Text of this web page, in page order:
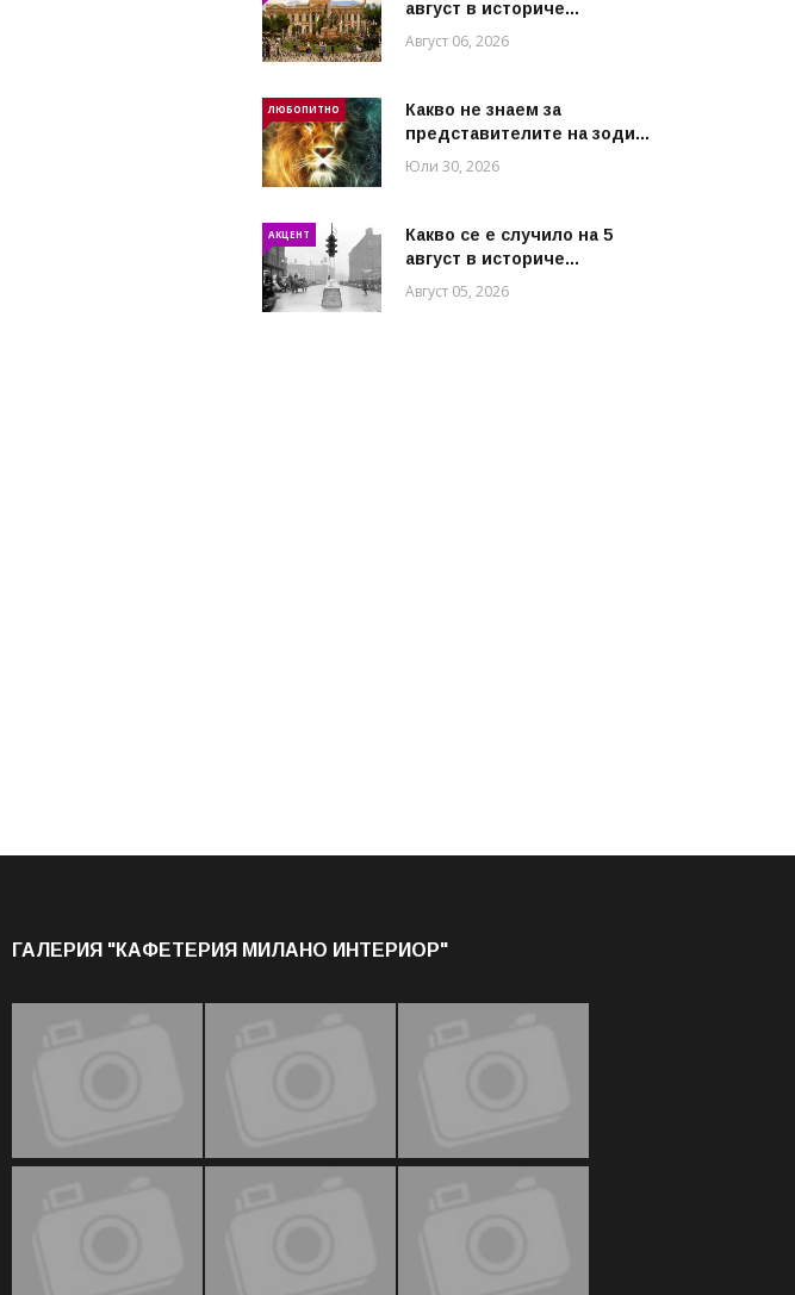
август в историче...
Август 06, 2026
ЛЮБОПИТНО
Какво не знаем за
представителите на зоди...
Юли 30, 2026
АКЦЕНТ
Какво се е случило на 5
август в историче...
Август 05, 2026
ГАЛЕРИЯ "КАФЕТЕРИЯ МИЛАНО ИНТЕРИОР"